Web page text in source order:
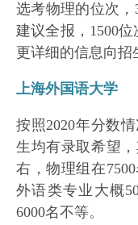
选考物理的位次，
建议全报，1500
更详细的信息向招
上海外国语大学
按照2020年分数
生均有录取希望
右，物理组在
外语类专业大概
6000名不等。